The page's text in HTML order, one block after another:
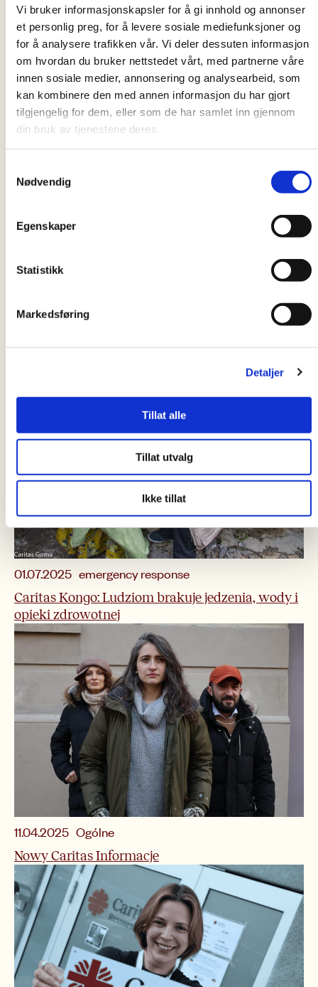
Vi bruker informasjonskapsler for å gi innhold og annonser
et personlig preg, for å levere sosiale mediefunksjoner og
for å analysere trafikken vår. Vi deler dessuten informasjon
om hvordan du bruker nettstedet vårt, med partnerne våre
innen sosiale medier, annonsering og analysearbeid, som
kan kombinere den med annen informasjon du har gjort
tilgjengelig for dem, eller som de har samlet inn gjennom
din bruk av tjenestene deres.
Nødvendig
Egenskaper
Statistikk
Markedsføring
Detaljer
Tillat alle
Tillat utvalg
Ikke tillat
08.12.2025 Integracja
Łączenie kreatywności z wartościową pracą
01.07.2025 emergency response
Caritas Kongo: Ludziom brakuje jedzenia, wody i
opieki zdrowotnej
11.04.2025 Ogólne
Nowy Caritas Informacje